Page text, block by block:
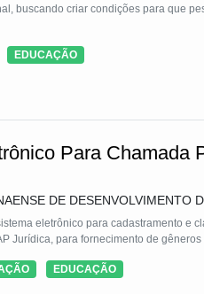
buscando criar condições para que
EDUCAÇÃO
Para Chamada
DE DESENVOLVIMENTO
eletrônico para cadastramento e
Jurídica, para fornecimento de
EDUCAÇÃO